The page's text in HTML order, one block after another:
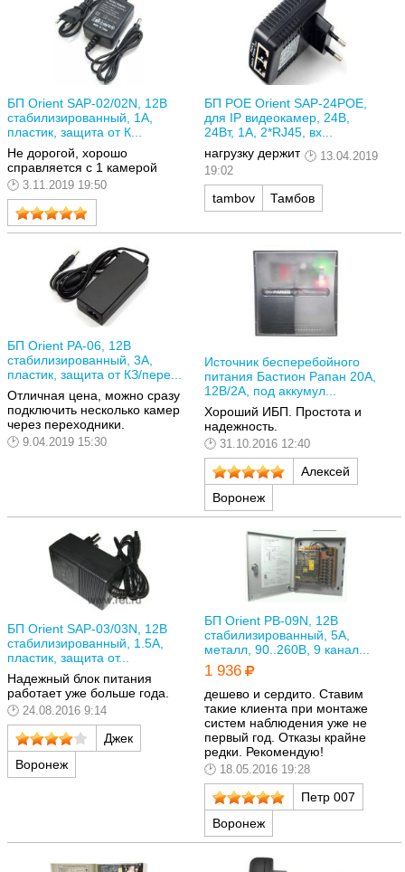
БП Orient SAP-02/02N, 12В
стабилизированный, 1А,
пластик, защита от К...
Не дорогой, хорошо
справляется с 1 камерой
3.11.2019 19:50
БП POE Orient SAP-24POE,
для IP видеокамер, 24В,
24Вт, 1А, 2*RJ45, вх...
нагрузку держит
13.04.2019
19:02
tambov Тамбов
БП Orient PA-06, 12В
стабилизированный, 3А,
пластик, защита от КЗ/пере...
Отличная цена, можно сразу
подключить несколько камер
через переходники.
9.04.2019 15:30
Источник бесперебойного
питания Бастион Рапан 20А,
12В/2А, под аккумул...
Хороший ИБП. Простота и
надежность.
31.10.2016 12:40
Алексей
Воронеж
БП Orient SAP-03/03N, 12В
стабилизированный, 1.5А,
пластик, защита от...
Надежный блок питания
работает уже больше года.
24.08.2016 9:14
Джек
Воронеж
БП Orient PB-09N, 12В
стабилизированный, 5А,
металл, 90..260В, 9 канал...
1 936
дешево и сердито. Ставим
такие клиента при монтаже
систем наблюдения уже не
первый год. Отказы крайне
редки. Рекомендую!
18.05.2016 19:28
Петр 007
Воронеж